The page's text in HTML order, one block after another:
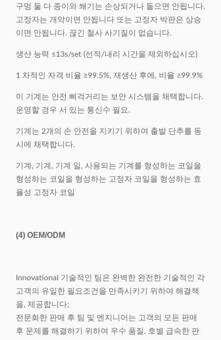
구멍 둘 다 종이와 쐐기는 손상되거나 돌으면 안됩니다.
고정자는 개악이면 안됩니다 또는 고정자 박판은 상승
이면 안됩니다. 끊긴 철사 사기질이 없습니다.
생산 능력 ≤13s/set (선적/내리 시간을 제외하십시오)
1 차적인 자격 비율 ≥99.5%, 재생산 후에, 비율 ≥99.9%
이 기계는 안전 삐걱거리는 보안 시스템을 채택합니다.
운영할 경우 서 있는 통신수 필요.
기계는 2개의 손 안전을 지키기 위하여 출발 단추를 동
시에 채택합니다.
기계, 기계, 기계 일, 사용되는 기계를 형성하는 코일을
형성하는 코일을 형성하는 고정자 코일을 형성하는 효
율성 고정자 코일
(4) OEM/ODM
Innovational 기술적인 팀은 완벽한 완전한 기술적인 각
고객의 유일한 필요조건을 만족시키기 위하여 해결책
을, 제공합니다;
전문화한 판매 후 팀 및 엔지니어는 고객의 모든 판매
후 문제를 해결하기 위하여 우수 품질, 호별 급속한 판